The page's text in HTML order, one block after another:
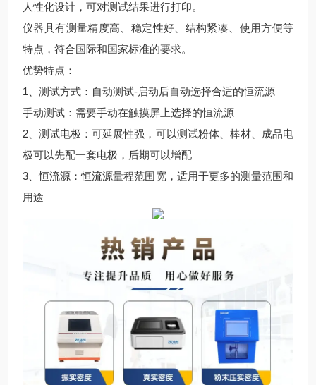
人性化设计，可对测试结果进行打印。
仪器具有测量精度高、稳定性好、结构紧凑、使用方便等
特点，符合国际和国家标准的要求。
优势特点：
1、测试方式：自动测试-启动后自动选择合适的恒流源
手动测试：需要手动在触摸屏上选择的恒流源
2、测试电极：可延展性强，可以测试粉体、棒材、成品电
极可以先配一套电极，后期可以增配
3、恒流源：恒流源量程范围宽，适用于更多的测量范围和
用途